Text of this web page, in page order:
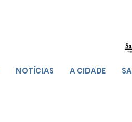
NOTÍCIAS A CIDADE